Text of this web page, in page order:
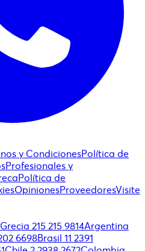
y CondicionesPolítica de
Profesionales y
Política de
OpinionesProveedoresVisite
Grecia 215 215 9814Argentina
6698Brasil 11 2391